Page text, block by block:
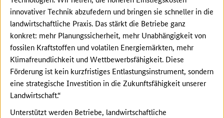
innovativer Technik abzufedern und bringen sie schneller in die
landwirtschaftliche Praxis. Das stärkt die Betriebe ganz
konkret: mehr Planungssicherheit, mehr Unabhängigkeit von
fossilen Kraftstoffen und volatilen Energiemärkten, mehr
Klimafreundlichkeit und Wettbewerbsfähigkeit. Diese
Förderung ist kein kurzfristiges Entlastungsinstrument, sondern
eine strategische Investition in die Zukunftsfähigkeit unserer
Landwirtschaft.“
Unterstützt werden Betriebe, landwirtschaftliche